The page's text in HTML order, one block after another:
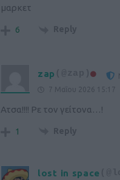
μαρκετ
6 Reply
zap (@zap)
7 Μαΐου 2026 15:17
Ατσα!!!! Ρε τον γείτονα…!
1 Reply
lost in space